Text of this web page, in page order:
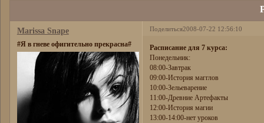
Поделиться2008-07-22 12:56:10
Marissa Snape
#Я в гневе офигительно прекрасна#
Расписание для 7 курса:
Понедельник:
08:00-Завтрак
09:00-История магглов
10:00-Зельеварение
11:00-Древние Артефакты
12:00-История магии
13:00-14:00-нет уроков